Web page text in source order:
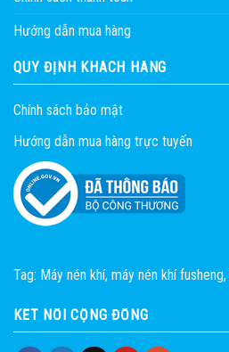
Hướng dẫn mua hàng
QUY ĐỊNH KHÁCH HÀNG
Chính sách bảo mật
Hướng dẫn mua hàng trực tuyến
Tag: Máy nén khí, máy nén khí fusheng,
KẾT NỐI CỘNG ĐỒNG